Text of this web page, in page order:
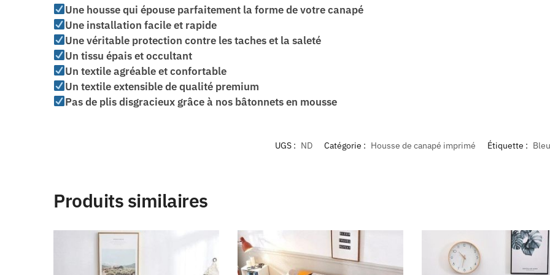
Une housse qui épouse parfaitement la forme de votre canapé
Une installation facile et rapide
Une véritable protection contre les taches et la saleté
Un tissu épais et occultant
Un textile agréable et confortable
Un textile extensible de qualité premium
Pas de plis disgracieux grâce à nos bâtonnets en mousse
UGS : ND Catégorie : Housse de canapé imprimé Étiquette : Bleu
Produits similaires